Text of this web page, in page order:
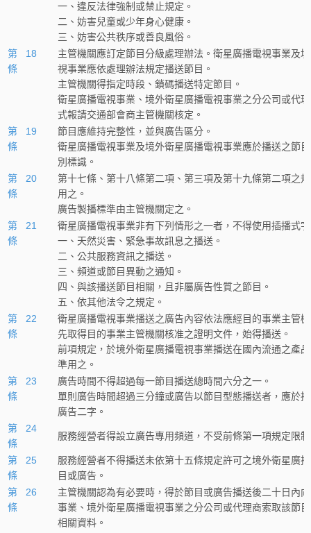
一、違反法律強制或禁止規定。
二、妨害兒童或少年身心健康。
三、妨害公共秩序或善良風俗。
第 18
條
主管機關應訂定節目分級處理辦法。衛星廣播電視事業及
視事業應依處理辦法規定播送節目。
主管機關得指定時段、鎖碼播送特定節目。
衛星廣播電視事業、境外衛星廣播電視事業之分公司或代
式報請交通部會商主管機關核定。
第 19
條
節目應維持完整性，並與廣告區分。
衛星廣播電視事業及境外衛星廣播電視事業應於播送之節
別標識。
第 20
條
第十七條、第十八條第二項、第三項及第十九條第二項之
用之。
廣告製播標準由主管機關定之。
第 21
條
衛星廣播電視事業非有下列情形之一者，不得使用插播式
一、天然災害、緊急事故訊息之播送。
二、公共服務資訊之播送。
三、頻道或節目異動之通知。
四、與該播送節目相關，且非屬廣告性質之節目。
五、依其他法令之規定。
第 22
條
衛星廣播電視事業播送之廣告內容依法應經目的事業主管
先取得目的事業主管機關核准之證明文件，始得播送。
前項規定，於境外衛星廣播電視事業播送在國內流通之產
準用之。
第 23
條
廣告時間不得超過每一節目播送總時間六分之一。
單則廣告時間超過三分鐘或廣告以節目型態播送者，應於
廣告二字。
第 24
條
服務經營者得設立廣告專用頻道，不受前條第一項規定限
第 25
條
服務經營者不得播送未依第十五條規定許可之境外衛星廣
目或廣告。
第 26
條
主管機關認為有必要時，得於節目或廣告播送後二十日內
事業、境外衛星廣播電視事業之分公司或代理商索取該節
相關資料。